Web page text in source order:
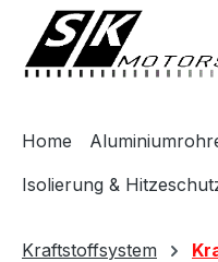
Zur
Home
Isolierung &
Kraftstoffsystem